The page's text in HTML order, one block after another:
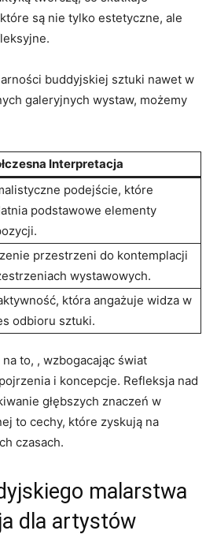
są nie tylko estetyczne, ale
buddyjskiej sztuki nawet w
galeryjnych wystaw, możemy
Interpretacja
podejście, które
podstawowe elementy
przestrzeni do kontemplacji
wystawowych.
która angażuje widza w
odbioru sztuki.
to, , wzbogacając świat
i koncepcje. Refleksja nad
głębszych znaczeń w
to cechy, które zyskują na
czasach.
malarstwa
dla artystów